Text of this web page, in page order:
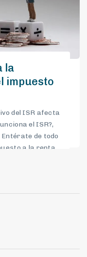
la
impuesto
del ISR afecta
el ISR?,
de todo
a la renta